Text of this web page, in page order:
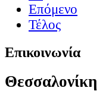
Επόμενο
Τέλος
Επικοινωνία
Θεσσαλονίκη